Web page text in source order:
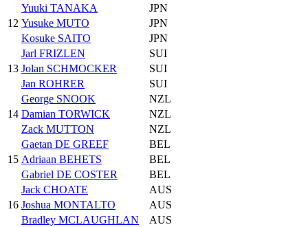
12
Yuuki TANAKA
JPN
Yusuke MUTO
JPN
Kosuke SAITO
JPN
13
Jarl FRIZLEN
SUI
Jolan SCHMOCKER
SUI
Jan ROHRER
SUI
14
George SNOOK
NZL
Damian TORWICK
NZL
Zack MUTTON
NZL
15
Gaetan DE GREEF
BEL
Adriaan BEHETS
BEL
Gabriel DE COSTER
BEL
16
Jack CHOATE
AUS
Joshua MONTALTO
AUS
Bradley MCLAUGHLAN
AUS